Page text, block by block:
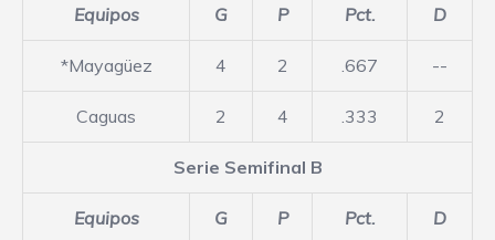
Equipos G P Pct. D
*Mayagüez 4 2 .667 --
Caguas 2 4 .333 2
Serie Semifinal B
Equipos G P Pct. D